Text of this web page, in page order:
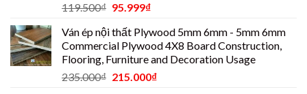
119.500₫ 95.999₫
Ván ép nội thất Plywood 5mm 6mm - 5mm 6mm
Commercial Plywood 4X8 Board Construction,
Flooring, Furniture and Decoration Usage
235.000₫ 215.000₫